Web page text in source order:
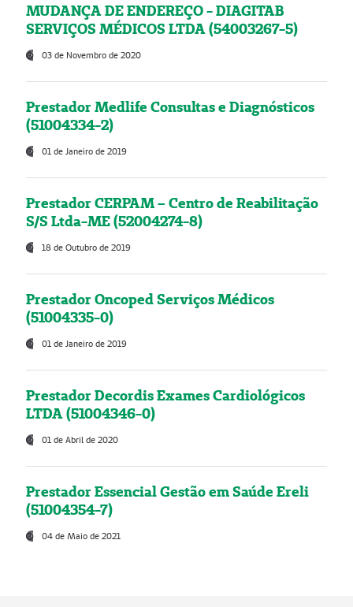
MUDANÇA DE ENDEREÇO - DIAGITAB
SERVIÇOS MÉDICOS LTDA (54003267-5)
03 de Novembro de 2020
Prestador Medlife Consultas e Diagnósticos
(51004334-2)
01 de Janeiro de 2019
Prestador CERPAM – Centro de Reabilitação
S/S Ltda-ME (52004274-8)
18 de Outubro de 2019
Prestador Oncoped Serviços Médicos
(51004335-0)
01 de Janeiro de 2019
Prestador Decordis Exames Cardiológicos
LTDA (51004346-0)
01 de Abril de 2020
Prestador Essencial Gestão em Saúde Ereli
(51004354-7)
04 de Maio de 2021